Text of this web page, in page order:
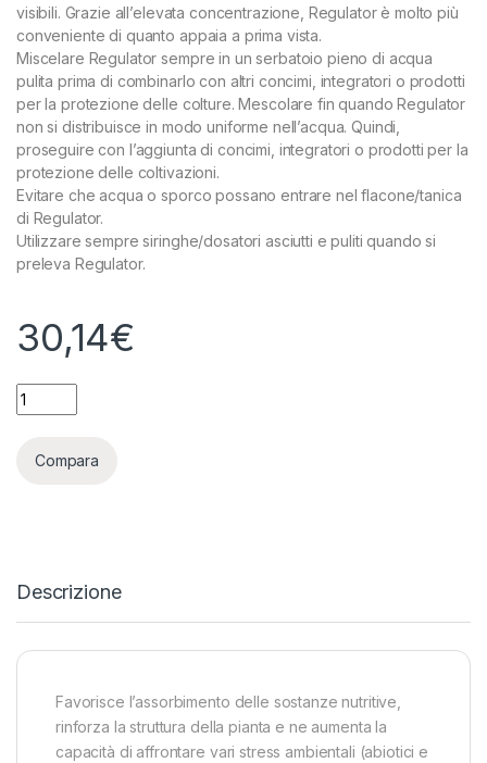
visibili. Grazie all’elevata concentrazione, Regulator è molto più
conveniente di quanto appaia a prima vista.
Miscelare Regulator sempre in un serbatoio pieno di acqua
pulita prima di combinarlo con altri concimi, integratori o prodotti
per la protezione delle colture. Mescolare fin quando Regulator
non si distribuisce in modo uniforme nell’acqua. Quindi,
proseguire con l’aggiunta di concimi, integratori o prodotti per la
protezione delle coltivazioni.
Evitare che acqua o sporco possano entrare nel flacone/tanica
di Regulator.
Utilizzare sempre siringhe/dosatori asciutti e puliti quando si
preleva Regulator.
30,14€
APTUS - REGULATOR - 100ML quantity
Compara
Descrizione
Favorisce l’assorbimento delle sostanze nutritive,
rinforza la struttura della pianta e ne aumenta la
capacità di affrontare vari stress ambientali (abiotici e